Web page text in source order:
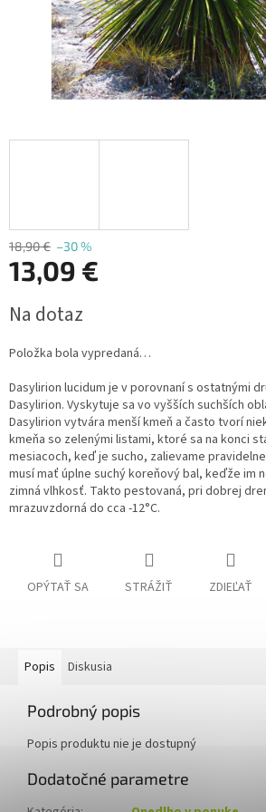
18,90 € –30 %
13,09 €
cena:
Na dotaz
Položka bola vypredaná…
Dasylirion lucidum je v porovnaní s ostatnými
Dasylirion. Vyskytuje sa vo vyšších suchších
Dasylirion vytvára menší kmeň a často tvorí
kmeňa so zelenými listami, ktoré sa na konci
mesiacoch, keď je sucho, zalievame
musí mať úplne suchý koreňový bal, keďže im
zimná vlhkosť. Takto pestovaná, pri dobrej
mrazuvzdorná do cca -12°C.
OPÝTAŤ SA STRÁŽIŤ ZDIEĽAŤ
Popis Diskusia
Podrobný popis
Popis produktu nie je dostupný
Dodatočné parametre